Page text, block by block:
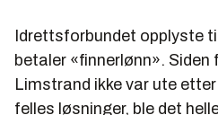
Idrettsforbundet opplyste
betaler «finnerlønn».
Limstrand ikke var ute
felles løsninger, ble det